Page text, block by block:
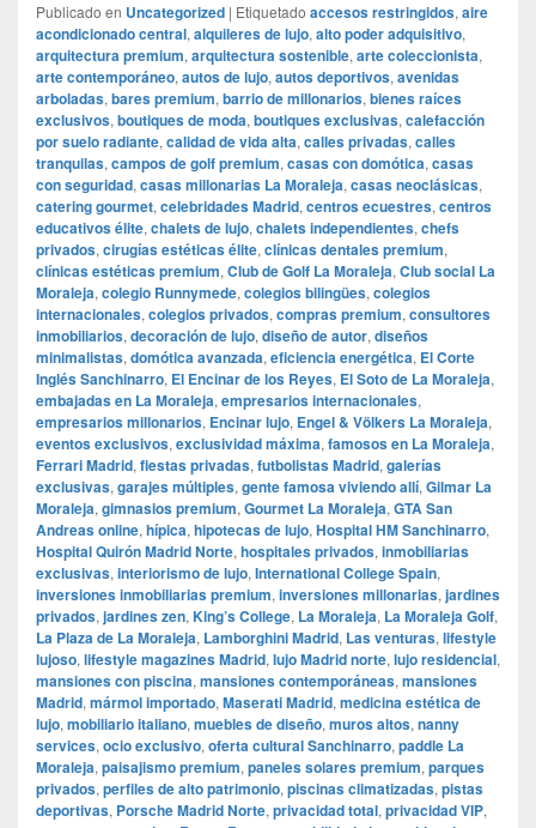
Publicado en Uncategorized | Etiquetado accesos restringidos, aire
acondicionado central, alquileres de lujo, alto poder adquisitivo,
arquitectura premium, arquitectura sostenible, arte coleccionista,
arte contemporáneo, autos de lujo, autos deportivos, avenidas
arboladas, bares premium, barrio de millonarios, bienes raíces
exclusivos, boutiques de moda, boutiques exclusivas, calefacción
por suelo radiante, calidad de vida alta, calles privadas, calles
tranquilas, campos de golf premium, casas con domótica, casas
con seguridad, casas millonarias La Moraleja, casas neoclásicas,
catering gourmet, celebridades Madrid, centros ecuestres, centros
educativos élite, chalets de lujo, chalets independientes, chefs
privados, cirugías estéticas élite, clínicas dentales premium,
clínicas estéticas premium, Club de Golf La Moraleja, Club social La
Moraleja, colegio Runnymede, colegios bilingües, colegios
internacionales, colegios privados, compras premium, consultores
inmobiliarios, decoración de lujo, diseño de autor, diseños
minimalistas, domótica avanzada, eficiencia energética, El Corte
Inglés Sanchinarro, El Encinar de los Reyes, El Soto de La Moraleja,
embajadas en La Moraleja, empresarios internacionales,
empresarios millonarios, Encinar lujo, Engel & Völkers La Moraleja,
eventos exclusivos, exclusividad máxima, famosos en La Moraleja,
Ferrari Madrid, fiestas privadas, futbolistas Madrid, galerías
exclusivas, garajes múltiples, gente famosa viviendo allí, Gilmar La
Moraleja, gimnasios premium, Gourmet La Moraleja, GTA San
Andreas online, hípica, hipotecas de lujo, Hospital HM Sanchinarro,
Hospital Quirón Madrid Norte, hospitales privados, inmobiliarias
exclusivas, interiorismo de lujo, International College Spain,
inversiones inmobiliarias premium, inversiones millonarias, jardines
privados, jardines zen, King’s College, La Moraleja, La Moraleja Golf,
La Plaza de La Moraleja, Lamborghini Madrid, Las venturas, lifestyle
lujoso, lifestyle magazines Madrid, lujo Madrid norte, lujo residencial,
mansiones con piscina, mansiones contemporáneas, mansiones
Madrid, mármol importado, Maserati Madrid, medicina estética de
lujo, mobiliario italiano, muebles de diseño, muros altos, nanny
services, ocio exclusivo, oferta cultural Sanchinarro, paddle La
Moraleja, paisajismo premium, paneles solares premium, parques
privados, perfiles de alto patrimonio, piscinas climatizadas, pistas
deportivas, Porsche Madrid Norte, privacidad total, privacidad VIP,